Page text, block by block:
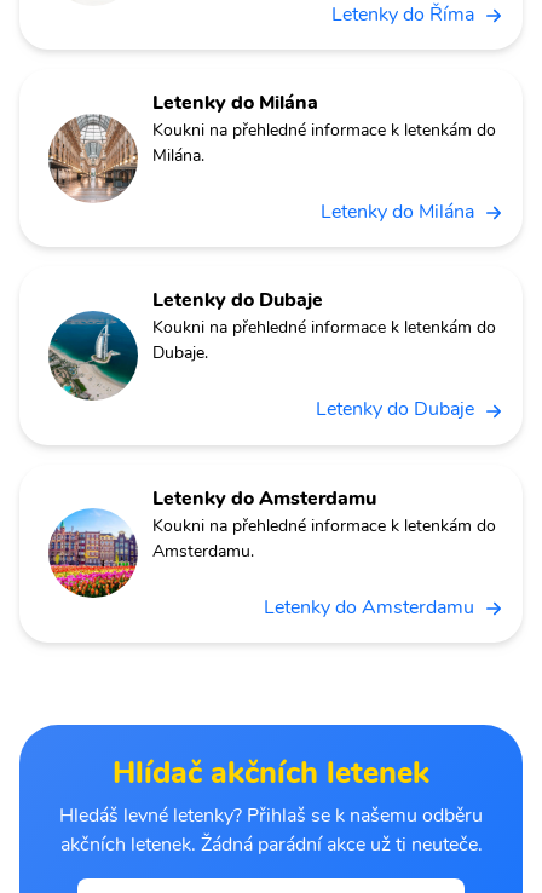
Letenky do Říma
Letenky do Milána
Koukni na přehledné informace k letenkám do
Milána.
Letenky do Milána
Letenky do Dubaje
Koukni na přehledné informace k letenkám do
Dubaje.
Letenky do Dubaje
Letenky do Amsterdamu
Koukni na přehledné informace k letenkám do
Amsterdamu.
Letenky do Amsterdamu
Hlídač akčních letenek
Hledáš levné letenky? Přihlaš se k našemu odběru
akčních letenek. Žádná parádní akce už ti neuteče.